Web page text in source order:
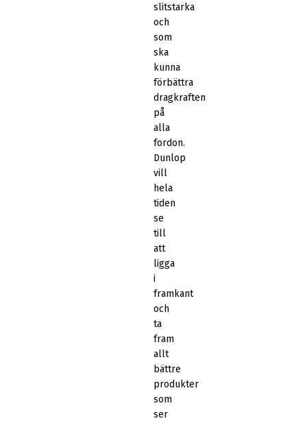
slitstarka
och
som
ska
kunna
förbättra
dragkraften
på
alla
fordon.
Dunlop
vill
hela
tiden
se
till
att
ligga
i
framkant
och
ta
fram
allt
bättre
produkter
som
ser